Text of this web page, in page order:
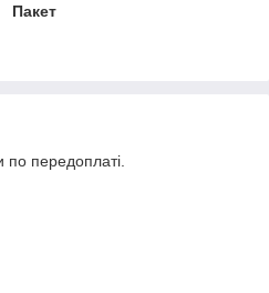
Пакет
по передоплаті.